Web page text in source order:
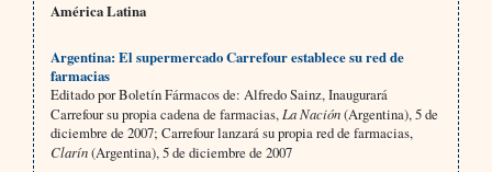
AméricaLatina
Argentina: El supermercado Carrefour establece su red de
farmacias
Editado por Boletín Fármacos de: Alfredo Sainz, Inaugurará
Carrefour su propia cadena de farmacias, La Nación(Argentina), 5 de
diciembre de 2007; Carrefour lanzará su propia red de farmacias,
Clarín(Argentina), 5 de diciembre de 2007